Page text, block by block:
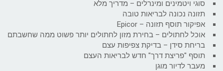
סוגי ויטמינים ומינרלים – מדריך מלא
תזונה נכונה לבריאות טובה
אפיקור תוסף תזונה – Epicor
אוכל לחתולים – בחירת מזון לחתולים יותר פשוט ממה שחשבתם
בריחת סידן – בדיקת צפיפות עצם
תוסף "פריצת דרך" חדש לבריאות העצם
מעבר לדיור מוגן